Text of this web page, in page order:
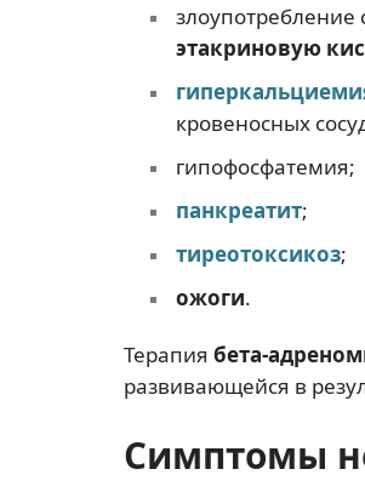
этакриновую
кровеносных
гипофосфатемия;
панкреатит;
тиреотоксикоз;
ожоги.
Терапия бета-
развивающейся в
Симптомы